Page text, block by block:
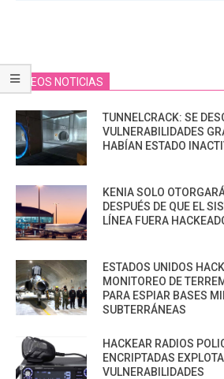
VIDEOS NOTICIAS
TUNNELCRACK: SE
VULNERABILIDADES
HABÍAN ESTADO
KENIA SOLO
DESPUÉS DE QUE EL
LÍNEA FUERA
ESTADOS UNIDOS
MONITOREO DE
PARA ESPIAR BASES
SUBTERRÁNEAS
HACKEAR RADIOS
ENCRIPTADAS
VULNERABILIDADES